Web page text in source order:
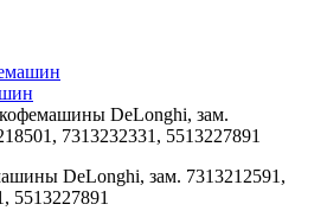
DeLonghi, зам.
7313232331, 5513227891
DeLonghi, зам. 7313212591,
5513227891